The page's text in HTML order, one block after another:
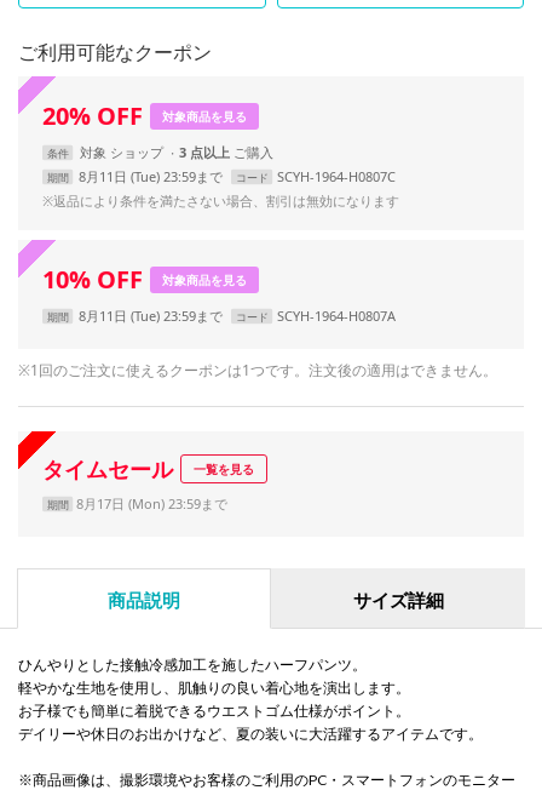
ご利用可能なクーポン
20% OFF 対象商品を見る
条件 対象 ショップ 3 点以上
期間 8月11日 (Tue) 23:59まで コード
SCYH-1964-H0807C
※返品により条件を満たさない場合、割引は無効になります
10% OFF 対象商品を見る
期間 8月11日 (Tue) 23:59まで コード SCYH-1964-H0807A
※1回のご注文に使えるクーポンは1つです。注文後の適用はできません。
タイムセール 一覧を見る
期間 8月17日 (Mon) 23:59まで
商品説明 サイズ詳細
ひんやりとした接触冷感加工を施したハーフパンツ。
軽やかな生地を使用し、肌触りの良い着心地を演出します。
お子様でも簡単に着脱できるウエストゴム仕様がポイント。
デイリーや休日のお出かけなど、夏の装いに大活躍するアイテムです。
※商品画像は、撮影環境やお客様のご利用のPC・スマートフォンのモニター